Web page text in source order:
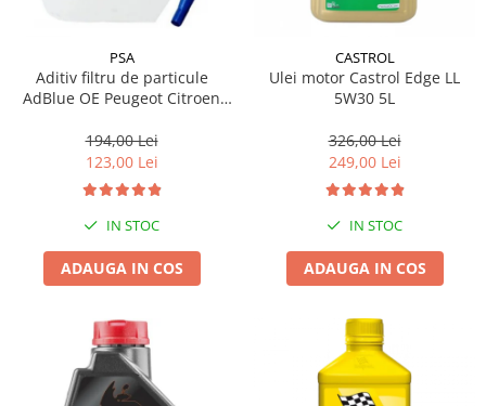
PSA
Aditiv filtru de particule
AdBlue OE Peugeot Citroen
194,00 Lei
123,00 Lei
IN STOC
ADAUGA IN COS
CASTROL
Ulei motor Castrol Edge LL
5W30 5L
326,00 Lei
249,00 Lei
IN STOC
ADAUGA IN COS